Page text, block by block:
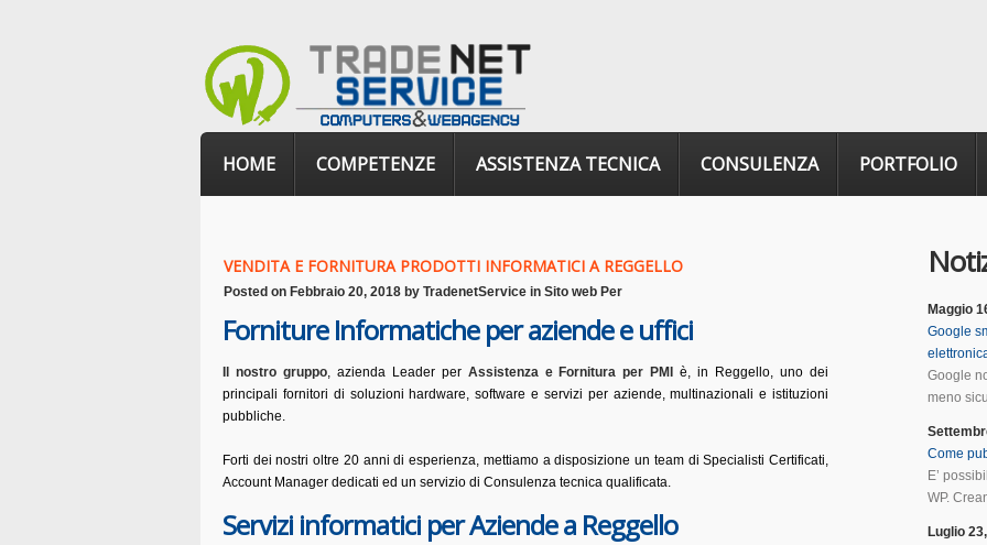
HOME COMPETENZE ASSISTENZA TECNICA CONSULENZA PORTFOLIO
VENDITA E FORNITURA PRODOTTI INFORMATICI A REGGELLO
Posted on Febbraio 20, 2018 by TradenetService in Sito web Per
Forniture Informatiche per aziende e uffici
Il nostro gruppo, azienda Leader per Assistenza e Fornitura per PMI
è, in Reggello, uno dei
principali fornitori di soluzioni hardware, software e servizi per aziende, multinazionali e istituzioni
pubbliche.
Forti dei nostri oltre 20 anni di esperienza, mettiamo a disposizione un team di Specialisti Certificati,
Account Manager dedicati ed un servizio di Consulenza tecnica qualificata.
Servizi informatici per Aziende a Reggello
Maggio
Google
Google
meno
Come
E’
WP.
Luglio